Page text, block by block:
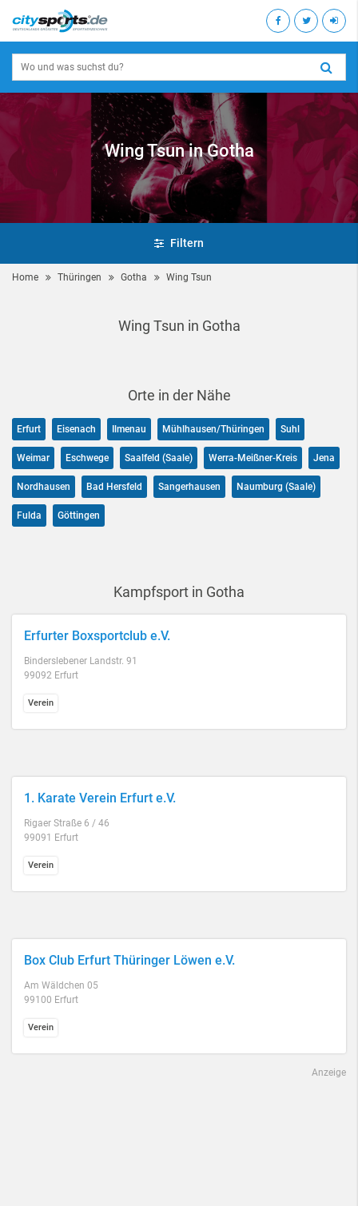
Wing Tsun in Gotha
Filtern
Home Thüringen Gotha Wing Tsun
Wing Tsun in Gotha
Orte in der Nähe
Erfurt Eisenach Ilmenau Mühlhausen/Thüringen Suhl
Weimar Eschwege Saalfeld (Saale) Werra-Meißner-Kreis Jena
Nordhausen Bad Hersfeld Sangerhausen Naumburg (Saale)
Fulda Göttingen
Kampfsport in Gotha
Erfurter Boxsportclub e.V.
Binderslebener Landstr. 91
99092 Erfurt
Verein
1. Karate Verein Erfurt e.V.
Rigaer Straße 6 / 46
99091 Erfurt
Verein
Box Club Erfurt Thüringer Löwen e.V.
Am Wäldchen 05
99100 Erfurt
Verein
Anzeige